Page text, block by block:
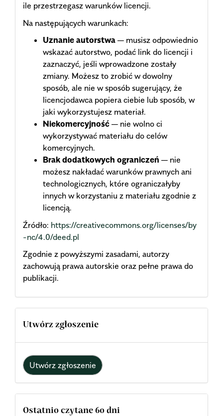
ile przestrzegasz warunków licencji.
Na następujących warunkach:
Uznanie autorstwa — musisz odpowiednio
wskazać autorstwo, podać link do licencji i
zaznaczyć, jeśli wprowadzone zostały
zmiany. Możesz to zrobić w dowolny
sposób, ale nie w sposób sugerujący, że
licencjodawca popiera ciebie lub sposób, w
jaki wykorzystujesz materiał.
Niekomercyjność — nie wolno ci
wykorzystywać materiału do celów
komercyjnych.
Brak dodatkowych ograniczeń — nie
możesz nakładać warunków prawnych ani
technologicznych, które ograniczałyby
innych w korzystaniu z materiału zgodnie z
licencją.
Źródło: https://creativecommons.org/licenses/by
-nc/4.0/deed.pl
Zgodnie z powyższymi zasadami, autorzy
zachowują prawa autorskie oraz pełne prawa do
publikacji.
Utwórz zgłoszenie
Utwórz zgłoszenie
Ostatnio czytane 60 dni